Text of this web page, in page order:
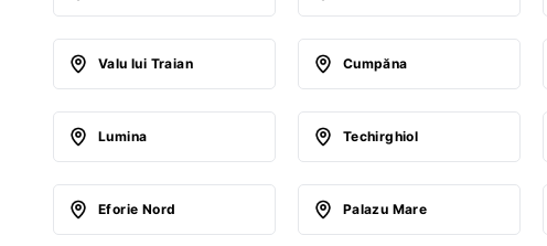
Valu lui Traian Cumpăna
Lumina Techirghiol
Eforie Nord Palazu Mare